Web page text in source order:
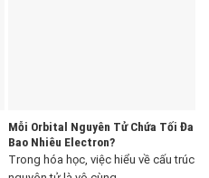
Mỗi Orbital Nguyên Tử Chứa Tối Đa
Bao Nhiêu Electron?
Trong hóa học, việc hiểu về cấu trúc